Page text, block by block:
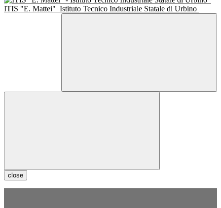
ITIS "E. Mattei" Istituto Tecnico Industriale Statale di Urbino
close